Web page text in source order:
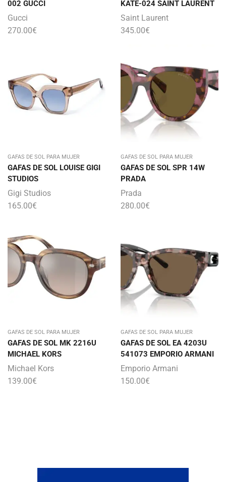
002 GUCCI
Gucci
270.00€
KATE-024 SAINT LAURENT
Saint Laurent
345.00€
GAFAS DE SOL PARA MUJER
GAFAS DE SOL LOUISE GIGI
STUDIOS
Gigi Studios
165.00€
GAFAS DE SOL PARA MUJER
GAFAS DE SOL SPR 14W
PRADA
Prada
280.00€
GAFAS DE SOL PARA MUJER
GAFAS DE SOL MK 2216U
MICHAEL KORS
Michael Kors
139.00€
GAFAS DE SOL PARA MUJER
GAFAS DE SOL EA 4203U
541073 EMPORIO ARMANI
Emporio Armani
150.00€